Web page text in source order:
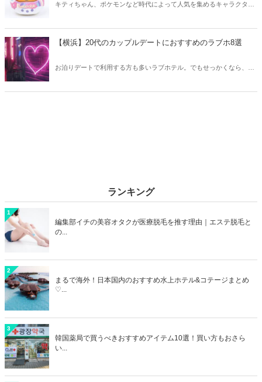
キティちゃん、ポケモンなど時代によって人気を集めるキャラクター
クしてみましょう。
【横浜】20代のカップルデートにおすすめのラブホ8選
お泊りデートで利用する方も多いラブホテル。でもせっかくなら、キ
ランキング
1
編集部イチの美容オタクが医療脱毛を推す理由｜エステ脱毛と
の...
2
まるで海外！日本国内のおすすめ水上ホテル&コテージまとめ
♡...
3
韓国薬局で買うべきおすすめアイテム10選！買い方もおさら
い...